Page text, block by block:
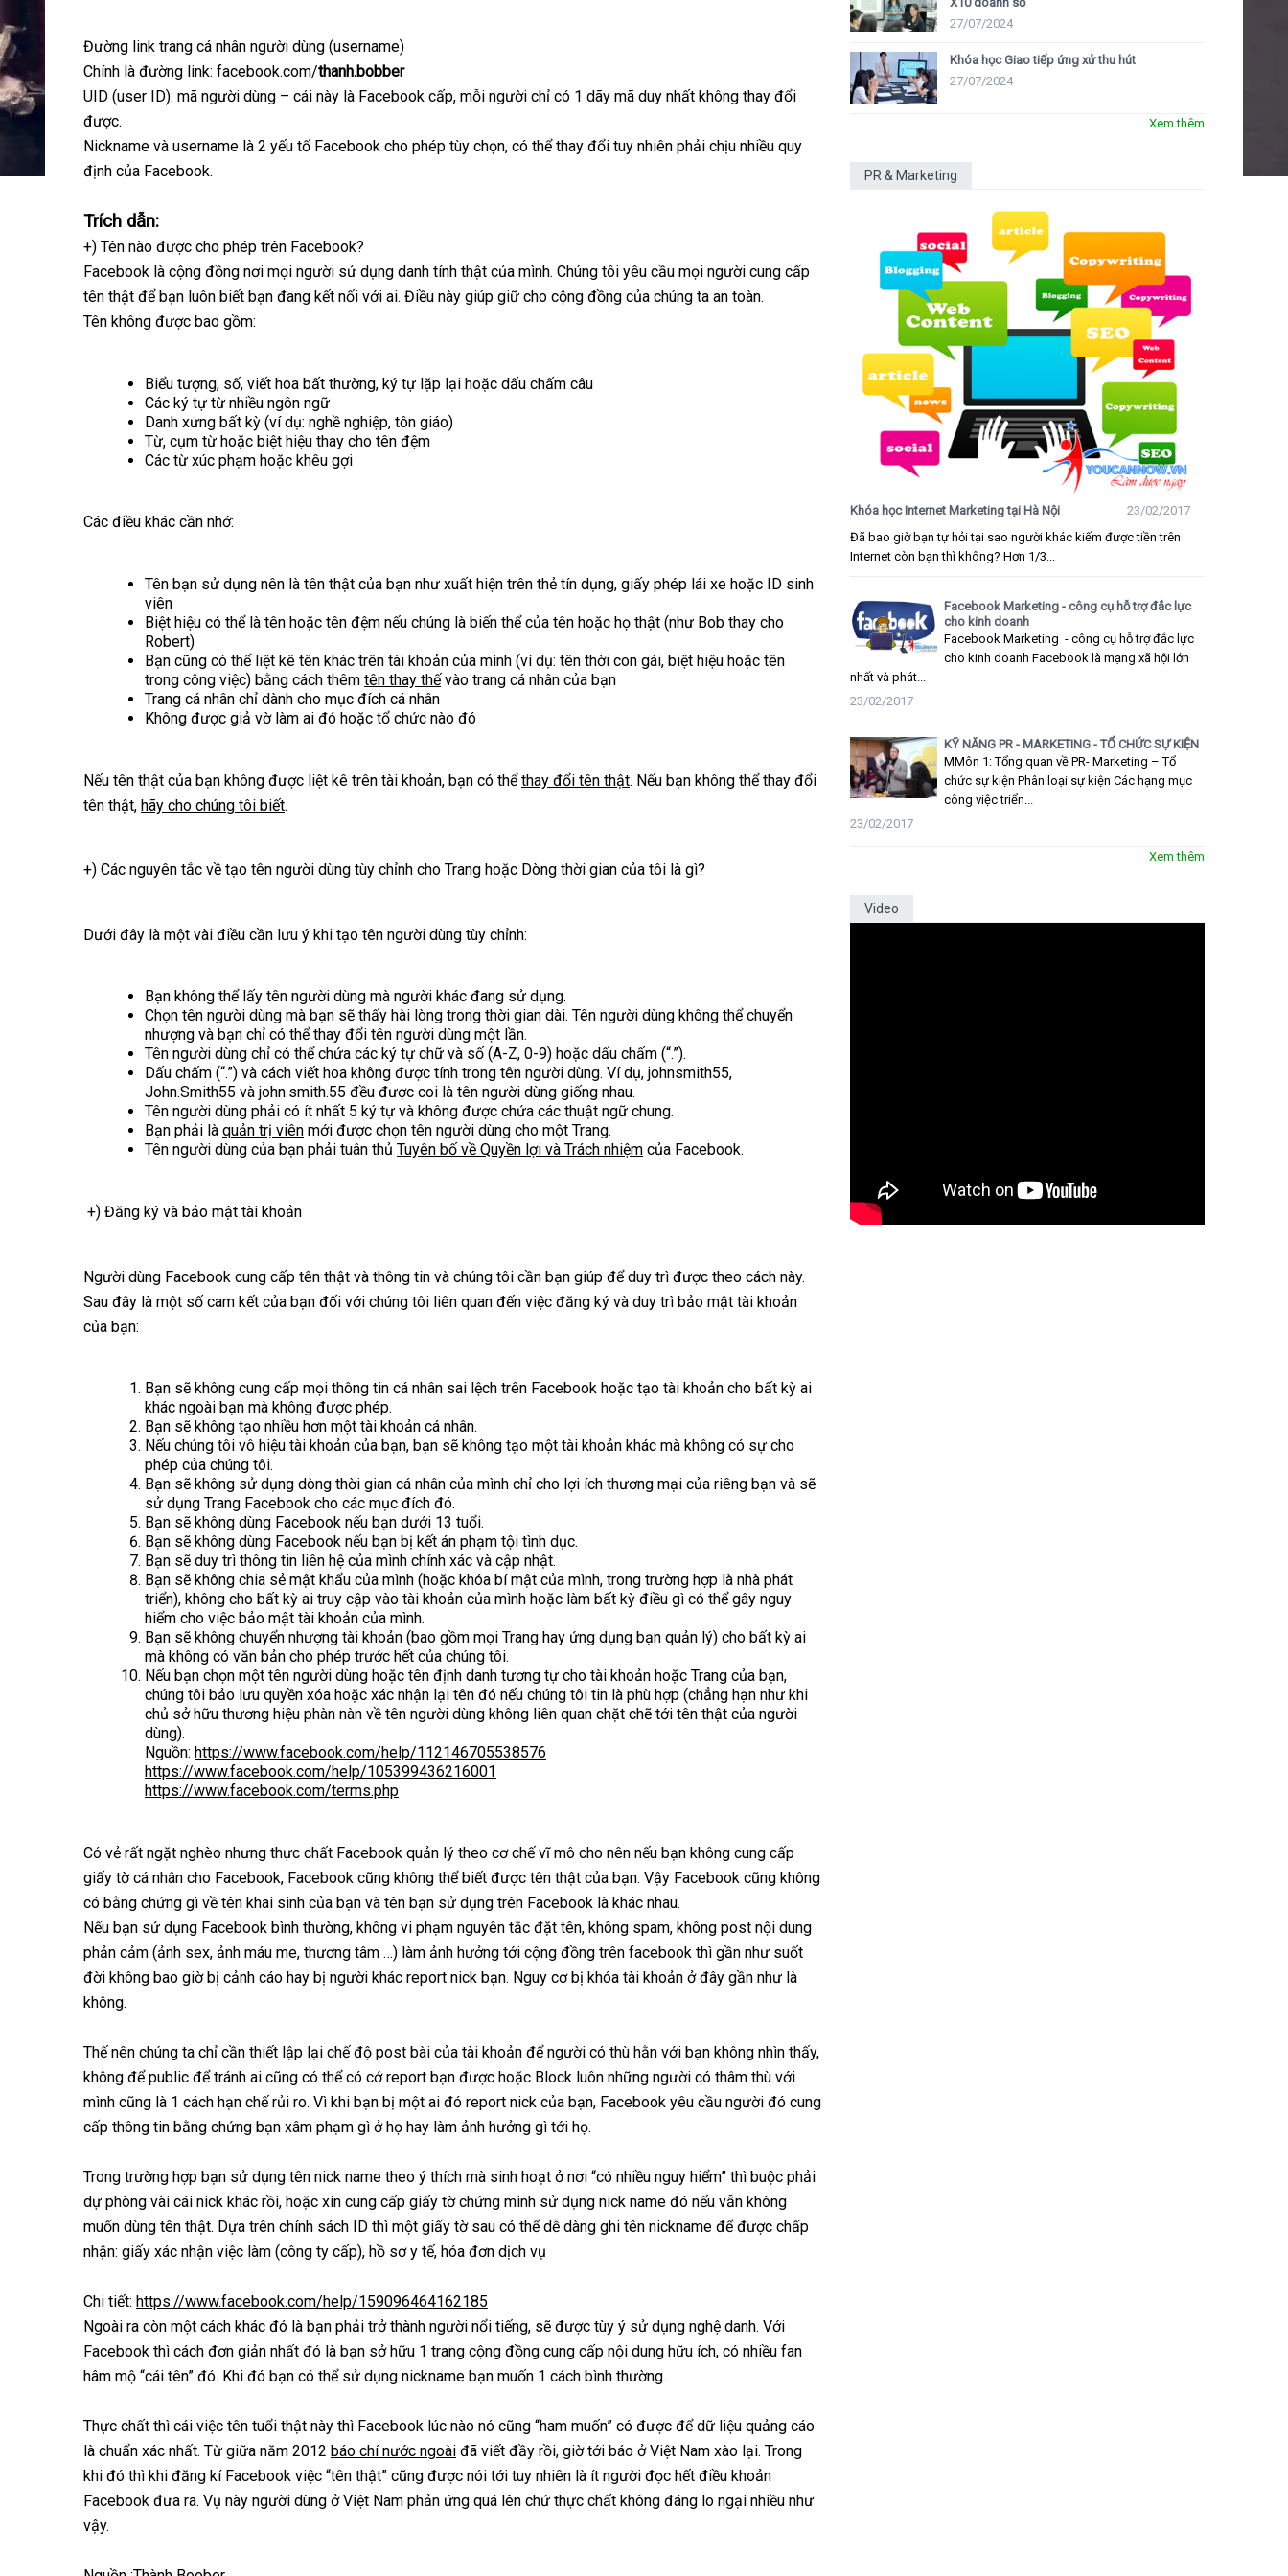
Đường link trang cá nhân người dùng (username)
Chính là đường link: facebook.com/thanh.bobber
UID (user ID): mã người dùng – cái này là Facebook cấp, mỗi người chỉ có 1 dãy mã duy nhất không thay đổi
được.
Nickname và username là 2 yếu tố Facebook cho phép tùy chọn, có thể thay đổi tuy nhiên phải chịu nhiều quy
định của Facebook.
Trích dẫn:
+) Tên nào được cho phép trên Facebook?
Facebook là cộng đồng nơi mọi người sử dụng danh tính thật của mình. Chúng tôi yêu cầu mọi người cung cấp
tên thật để bạn luôn biết bạn đang kết nối với ai. Điều này giúp giữ cho cộng đồng của chúng ta an toàn.
Tên không được bao gồm:
Biểu tượng, số, viết hoa bất thường, ký tự lặp lại hoặc dấu chấm câu
Các ký tự từ nhiều ngôn ngữ
Danh xưng bất kỳ (ví dụ: nghề nghiệp, tôn giáo)
Từ, cụm từ hoặc biệt hiệu thay cho tên đệm
Các từ xúc phạm hoặc khêu gợi
Các điều khác cần nhớ:
Tên bạn sử dụng nên là tên thật của bạn như xuất hiện trên thẻ tín dụng, giấy phép lái xe hoặc ID sinh
viên
Biệt hiệu có thể là tên hoặc tên đệm nếu chúng là biến thể của tên hoặc họ thật (như Bob thay cho
Robert)
Bạn cũng có thể liệt kê tên khác trên tài khoản của mình (ví dụ: tên thời con gái, biệt hiệu hoặc tên
trong công việc) bằng cách thêm tên thay thếvào trang cá nhân của bạn
Trang cá nhân chỉ dành cho mục đích cá nhân
Không được giả vờ làm ai đó hoặc tổ chức nào đó
Nếu tên thật của bạn không được liệt kê trên tài khoản, bạn có thểthay đổi tên thật. Nếu bạn không thể thay đổi
tên thật, hãy cho chúng tôi biết.
+) Các nguyên tắc về tạo tên người dùng tùy chỉnh cho Trang hoặc Dòng thời gian của tôi là gì?
Dưới đây là một vài điều cần lưu ý khi tạo tên người dùng tùy chỉnh:
Bạn không thể lấy tên người dùng mà người khác đang sử dụng.
Chọn tên người dùng mà bạn sẽ thấy hài lòng trong thời gian dài. Tên người dùng không thể chuyển
nhượng và bạn chỉ có thể thay đổi tên người dùng một lần.
Tên người dùng chỉ có thể chứa các ký tự chữ và số (A-Z, 0-9) hoặc dấu chấm (“.”).
Dấu chấm (“.”) và cách viết hoa không được tính trong tên người dùng. Ví dụ, johnsmith55,
John.Smith55 và john.smith.55 đều được coi là tên người dùng giống nhau.
Tên người dùng phải có ít nhất 5 ký tự và không được chứa các thuật ngữ chung.
Bạn phải là quản trị viên mới được chọn tên người dùng cho một Trang.
Tên người dùng của bạn phải tuân thủ Tuyên bố về Quyền lợi và Trách nhiệm của Facebook.
+) Đăng ký và bảo mật tài khoản
Người dùng Facebook cung cấp tên thật và thông tin và chúng tôi cần bạn giúp để duy trì được theo cách này.
Sau đây là một số cam kết của bạn đối với chúng tôi liên quan đến việc đăng ký và duy trì bảo mật tài khoản
của bạn:
Bạn sẽ không cung cấp mọi thông tin cá nhân sai lệch trên Facebook hoặc tạo tài khoản cho bất kỳ ai
khác ngoài bạn mà không được phép.
Bạn sẽ không tạo nhiều hơn một tài khoản cá nhân.
Nếu chúng tôi vô hiệu tài khoản của bạn, bạn sẽ không tạo một tài khoản khác mà không có sự cho
phép của chúng tôi.
Bạn sẽ không sử dụng dòng thời gian cá nhân của mình chỉ cho lợi ích thương mại của riêng bạn và sẽ
sử dụng Trang Facebook cho các mục đích đó.
Bạn sẽ không dùng Facebook nếu bạn dưới 13 tuổi.
Bạn sẽ không dùng Facebook nếu bạn bị kết án phạm tội tình dục.
Bạn sẽ duy trì thông tin liên hệ của mình chính xác và cập nhật.
Bạn sẽ không chia sẻ mật khẩu của mình (hoặc khóa bí mật của mình, trong trường hợp là nhà phát
triển), không cho bất kỳ ai truy cập vào tài khoản của mình hoặc làm bất kỳ điều gì có thể gây nguy
hiểm cho việc bảo mật tài khoản của mình.
Bạn sẽ không chuyển nhượng tài khoản (bao gồm mọi Trang hay ứng dụng bạn quản lý) cho bất kỳ ai
mà không có văn bản cho phép trước hết của chúng tôi.
Nếu bạn chọn một tên người dùng hoặc tên định danh tương tự cho tài khoản hoặc Trang của bạn,
chúng tôi bảo lưu quyền xóa hoặc xác nhận lại tên đó nếu chúng tôi tin là phù hợp (chẳng hạn như khi
chủ sở hữu thương hiệu phàn nàn về tên người dùng không liên quan chặt chẽ tới tên thật của người
dùng).
Nguồn: https://www.facebook.com/help/112146705538576
https://www.facebook.com/help/105399436216001
https://www.facebook.com/terms.php
Có vẻ rất ngặt nghèo nhưng thực chất Facebook quản lý theo cơ chế vĩ mô cho nên nếu bạn không cung cấp
giấy tờ cá nhân cho Facebook, Facebook cũng không thể biết được tên thật của bạn. Vậy Facebook cũng không
có bằng chứng gì về tên khai sinh của bạn và tên bạn sử dụng trên Facebook là khác nhau.
Nếu bạn sử dụng Facebook bình thường, không vi phạm nguyên tắc đặt tên, không spam, không post nội dung
phản cảm (ảnh sex, ảnh máu me, thương tâm …) làm ảnh hưởng tới cộng đồng trên facebook thì gần như suốt
đời không bao giờ bị cảnh cáo hay bị người khác report nick bạn. Nguy cơ bị khóa tài khoản ở đây gần như là
không.
Thế nên chúng ta chỉ cần thiết lập lại chế độ post bài của tài khoản để người có thù hằn với bạn không nhìn thấy,
không để public để tránh ai cũng có thể có cớ report bạn được hoặc Block luôn những người có thâm thù với
mình cũng là 1 cách hạn chế rủi ro. Vì khi bạn bị một ai đó report nick của bạn, Facebook yêu cầu người đó cung
cấp thông tin bằng chứng bạn xâm phạm gì ở họ hay làm ảnh hưởng gì tới họ.
Trong trường hợp bạn sử dụng tên nick name theo ý thích mà sinh hoạt ở nơi “có nhiều nguy hiểm” thì buộc phải
dự phòng vài cái nick khác rồi, hoặc xin cung cấp giấy tờ chứng minh sử dụng nick name đó nếu vẫn không
muốn dùng tên thật. Dựa trên chính sách ID thì một giấy tờ sau có thể dễ dàng ghi tên nickname để được chấp
nhận: giấy xác nhận việc làm (công ty cấp), hồ sơ y tế, hóa đơn dịch vụ
Chi tiết: https://www.facebook.com/help/159096464162185
Ngoài ra còn một cách khác đó là bạn phải trở thành người nổi tiếng, sẽ được tùy ý sử dụng nghệ danh. Với
Facebook thì cách đơn giản nhất đó là bạn sở hữu 1 trang cộng đồng cung cấp nội dung hữu ích, có nhiều fan
hâm mộ “cái tên” đó. Khi đó bạn có thể sử dụng nickname bạn muốn 1 cách bình thường.
Thực chất thì cái việc tên tuổi thật này thì Facebook lúc nào nó cũng “ham muốn” có được để dữ liệu quảng cáo
là chuẩn xác nhất. Từ giữa năm 2012 báo chí nước ngoài đã viết đầy rồi, giờ tới báo ở Việt Nam xào lại. Trong
khi đó thì khi đăng kí Facebook việc “tên thật” cũng được nói tới tuy nhiên là ít người đọc hết điều khoản
Facebook đưa ra. Vụ này người dùng ở Việt Nam phản ứng quá lên chứ thực chất không đáng lo ngại nhiều như
vậy.
27/07/2024
Khóa học Giao tiếp ứng xử thu hút
27/07/2024
Xem thêm
PR & Marketing
Khóa học Internet Marketing tại Hà Nội
23/02/2017
Đã bao giờ bạn tự hỏi tại sao người khác kiếm được tiền trên
Internet còn bạn thì không? Hơn 1/3...
Facebook Marketing - công cụ hỗ trợ đắc lực
cho kinh doanh
Facebook Marketing - công cụ hỗ trợ đắc lực
cho kinh doanh Facebook là mạng xã hội lớn
nhất và phát...
23/02/2017
KỸ NĂNG PR - MARKETING - TỔ CHỨC SỰ KIỆN
MMôn 1: Tổng quan về PR- Marketing – Tổ
chức sự kiện Phân loại sự kiện Các hạng mục
công việc triển...
23/02/2017
Xem thêm
Video